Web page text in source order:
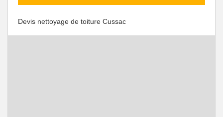
Devis nettoyage de toiture Cussac